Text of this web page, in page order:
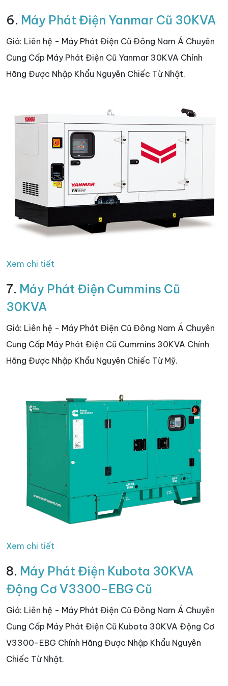
6. Máy Phát Điện Yanmar Cũ 30KVA
Giá: Liên hệ - Máy Phát Điện Cũ Đông Nam Á Chuyên
Cung Cấp Máy Phát Điện Cũ Yanmar 30KVA Chính
Hãng Được Nhập Khẩu Nguyên Chiếc Từ Nhật.
Xem chi tiết
7. Máy Phát Điện Cummins Cũ
30KVA
Giá: Liên hệ - Máy Phát Điện Cũ Đông Nam Á Chuyên
Cung Cấp Máy Phát Điện Cũ Cummins 30KVA Chính
Hãng Được Nhập Khẩu Nguyên Chiếc Từ Mỹ.
Xem chi tiết
8. Máy Phát Điện Kubota 30KVA
Động Cơ V3300-EBG Cũ
Giá: Liên hệ - Máy Phát Điện Cũ Đông Nam Á Chuyên
Cung Cấp Máy Phát Điện Cũ Kubota 30KVA Động Cơ
V3300-EBG Chính Hãng Được Nhập Khẩu Nguyên
Chiếc Từ Nhật.